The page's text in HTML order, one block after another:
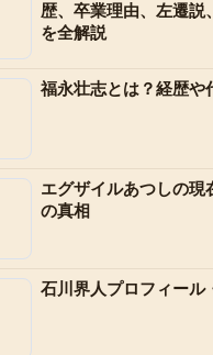
歴、卒業理由、左遷説
を全解説
福永壮志とは？経歴や
エグザイルあつしの現
の真相
石川界人プロフィール